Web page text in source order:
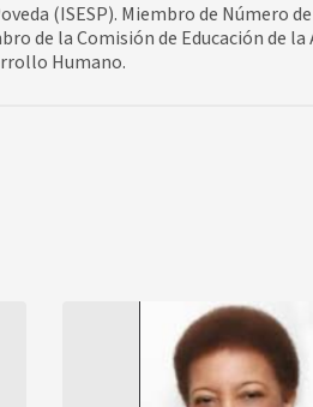
(ISESP). Miembro de Número
de la Comisión de Educación de
Humano.